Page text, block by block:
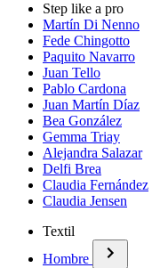
Step like a pro
Martín Di Nenno
Fede Chingotto
Paquito Navarro
Juan Tello
Pablo Cardona
Juan Martín Díaz
Bea González
Gemma Triay
Alejandra Salazar
Delfi Brea
Claudia Fernández
Claudia Jensen
Textil
Hombre